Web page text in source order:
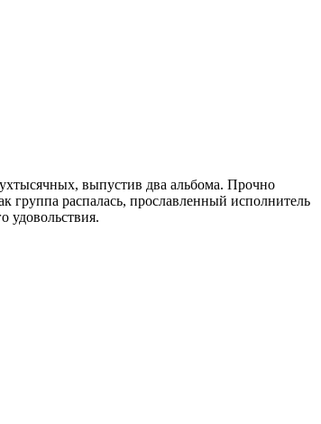
выпустив два альбома. Прочно
группа распалась, прославленный исполнитель
удовольствия.